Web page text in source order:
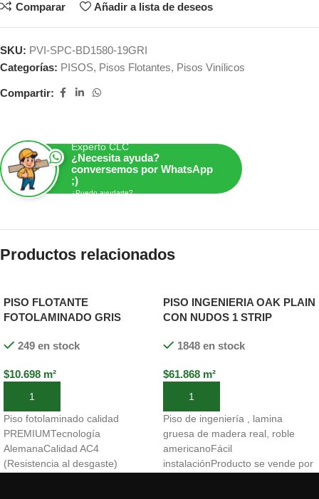
Comparar Añadir a lista de deseos
SKU: PVI-SPC-BD1580-19GRI
Categorías: PISOS, Pisos Flotantes, Pisos Vinílicos
Compartir:
Experto CLC
¿Necesita ayuda?
conversemos por WhatsApp
;)
¿Puedo ayudarte?
Productos relacionados
PISO FLOTANTE
FOTOLAMINADO GRIS
249 en stock
$10.698 m²
Añadir al carrito
Piso fotolaminado calidad
PREMIUMTecnología
AlemanaCalidad AC4
(Resistencia al desgaste)
PISO INGENIERIA OAK PLAIN
CON NUDOS 1 STRIP
(4,0 MM)
1848 en stock
$61.868 m²
Añadir al carrito
Piso de ingeniería , lamina
gruesa de madera real, roble
americanoFácil
instalaciónProducto se vende por